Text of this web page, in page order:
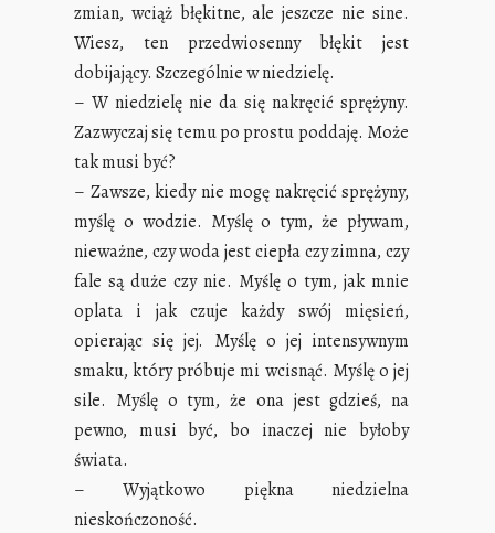
zmian, wciąż błękitne, ale jeszcze nie sine.
Wiesz, ten przedwiosenny błękit jest
dobijający. Szczególnie w niedzielę.
– W niedzielę nie da się nakręcić sprężyny.
Zazwyczaj się temu po prostu poddaję. Może
tak musi być?
– Zawsze, kiedy nie mogę nakręcić sprężyny,
myślę o wodzie. Myślę o tym, że pływam,
nieważne, czy woda jest ciepła czy zimna, czy
fale są duże czy nie. Myślę o tym, jak mnie
oplata i jak czuje każdy swój mięsień,
opierając się jej. Myślę o jej intensywnym
smaku, który próbuje mi wcisnąć. Myślę o jej
sile. Myślę o tym, że ona jest gdzieś, na
pewno, musi być, bo inaczej nie byłoby
świata.
– Wyjątkowo piękna niedzielna
nieskończoność.